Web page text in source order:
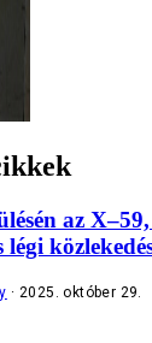
az
légi
2025. október 29.